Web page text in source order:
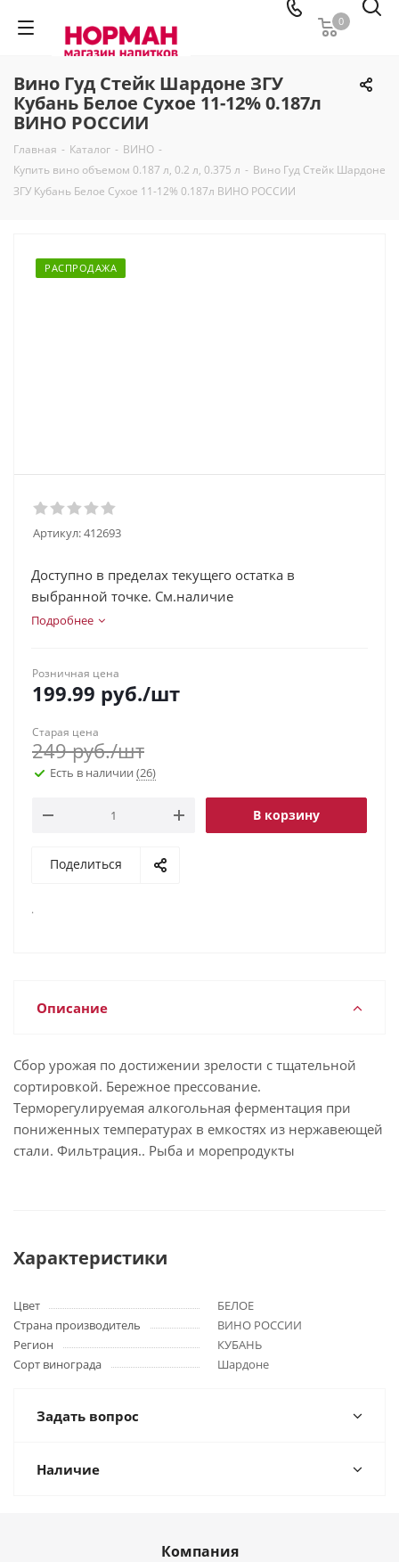
0
Вино Гуд Стейк Шардоне ЗГУ
Кубань Белое Сухое 11-12% 0.187л
ВИНО РОССИИ
Главная - Каталог - ВИНО -
Купить вино объемом 0.187 л, 0.2 л, 0.375 л - Вино Гуд Стейк Шардоне
ЗГУ Кубань Белое Сухое 11-12% 0.187л ВИНО РОССИИ
РАСПРОДАЖА
Артикул:412693
Доступно в пределах текущего остатка в
выбранной точке. См.наличие
Подробнее
Розничная цена
199.99 руб./шт
Старая цена
249руб./шт
Есть в наличии (26)
В корзину
Поделиться
.
Описание
Сбор урожая по достижении зрелости с тщательной
сортировкой. Бережное прессование.
Терморегулируемая алкогольная ферментация при
пониженных температурах в емкостях из нержавеющей
стали. Фильтрация.. Рыба и морепродукты
Характеристики
Цвет
БЕЛОЕ
Страна производитель
ВИНО РОССИИ
Регион
КУБАНЬ
Сорт винограда
Шардоне
Задать вопрос
Наличие
Компания